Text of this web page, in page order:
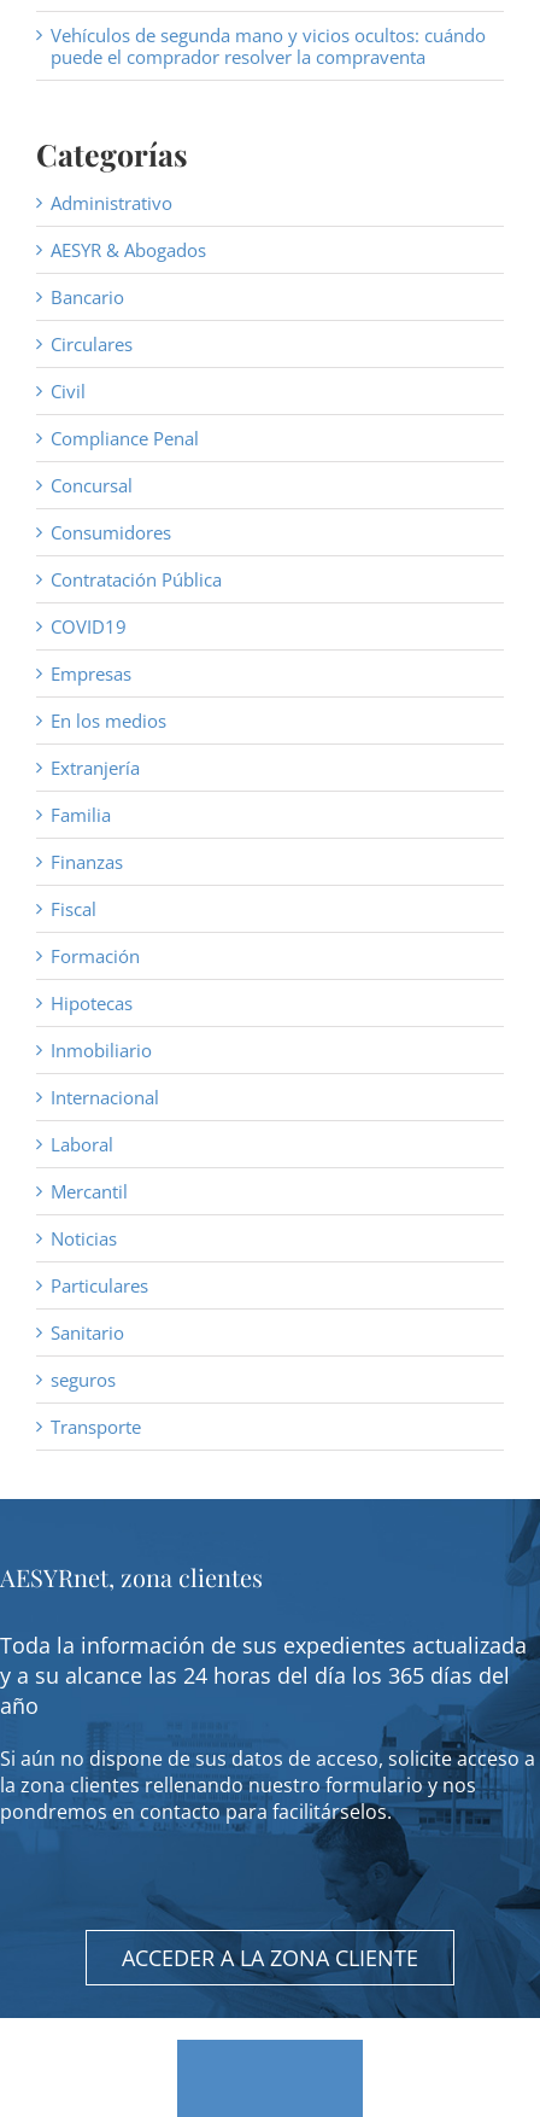
Vehículos de segunda mano y vicios ocultos: cuándo
puede el comprador resolver la compraventa
Categorías
Administrativo
AESYR & Abogados
Bancario
Circulares
Civil
Compliance Penal
Concursal
Consumidores
Contratación Pública
COVID19
Empresas
En los medios
Extranjería
Familia
Finanzas
Fiscal
Formación
Hipotecas
Inmobiliario
Internacional
Laboral
Mercantil
Noticias
Particulares
Sanitario
seguros
Transporte
AESYRnet, zona clientes
Toda la información de sus expedientes actualizada
y a su alcance las 24 horas del día los 365 días del
año
Si aún no dispone de sus datos de acceso, solicite acceso a
la zona clientes rellenando nuestro formulario y nos
pondremos en contacto para facilitárselos.
ACCEDER A LA ZONA CLIENTE